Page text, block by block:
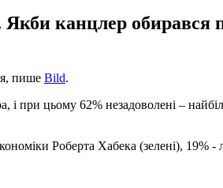
Якби канцлер
пише Bild.
і при цьому 62% незадоволені –
Роберта Хабека (зелені), 19%